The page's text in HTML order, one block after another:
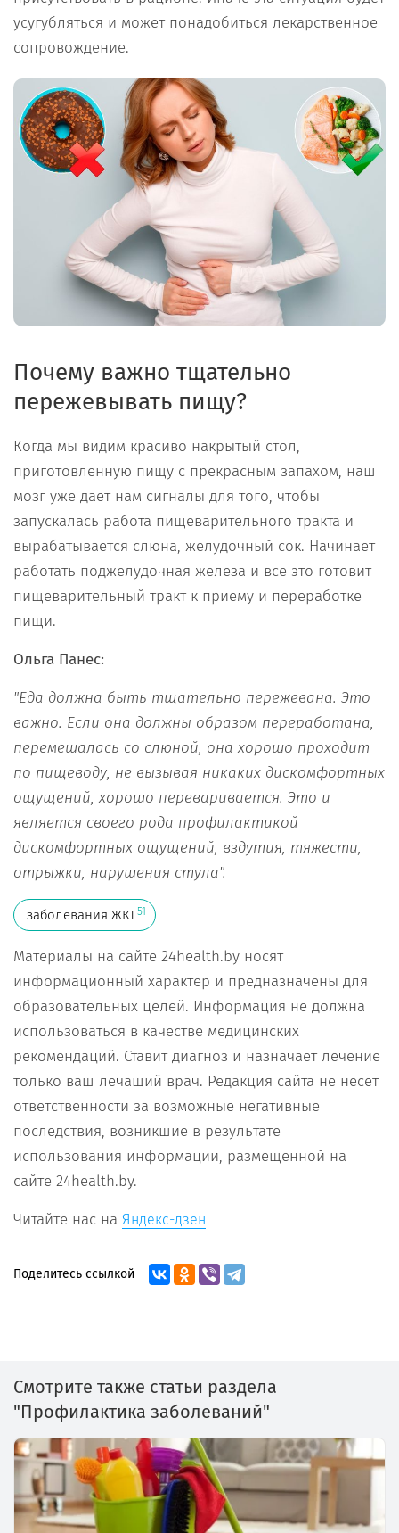
усугубляться и может понадобиться лекарственное
сопровождение.
Почему важно тщательно
пережевывать пищу?
Когда мы видим красиво накрытый стол,
приготовленную пищу с прекрасным запахом, наш
мозг уже дает нам сигналы для того, чтобы
запускалась работа пищеварительного тракта и
вырабатывается слюна, желудочный сок. Начинает
работать поджелудочная железа и все это готовит
пищеварительный тракт к приему и переработке
пищи.
Ольга Панес:
"Еда должна быть тщательно пережевана. Это
важно. Если она должны образом переработана,
перемешалась со слюной, она хорошо проходит
по пищеводу, не вызывая никаких дискомфортных
ощущений, хорошо переваривается. Это и
является своего рода профилактикой
дискомфортных ощущений, вздутия, тяжести,
отрыжки, нарушения стула".
заболевания ЖКТ51
Материалы на сайте 24health.by носят
информационный характер и предназначены для
образовательных целей. Информация не должна
использоваться в качестве медицинских
рекомендаций. Ставит диагноз и назначает лечение
только ваш лечащий врач. Редакция сайта не несет
ответственности за возможные негативные
последствия, возникшие в результате
использования информации, размещенной на
сайте 24health.by.
Читайте нас на Яндекс-дзен
Поделитесь ссылкой
Смотрите также статьи раздела
"Профилактика заболеваний"